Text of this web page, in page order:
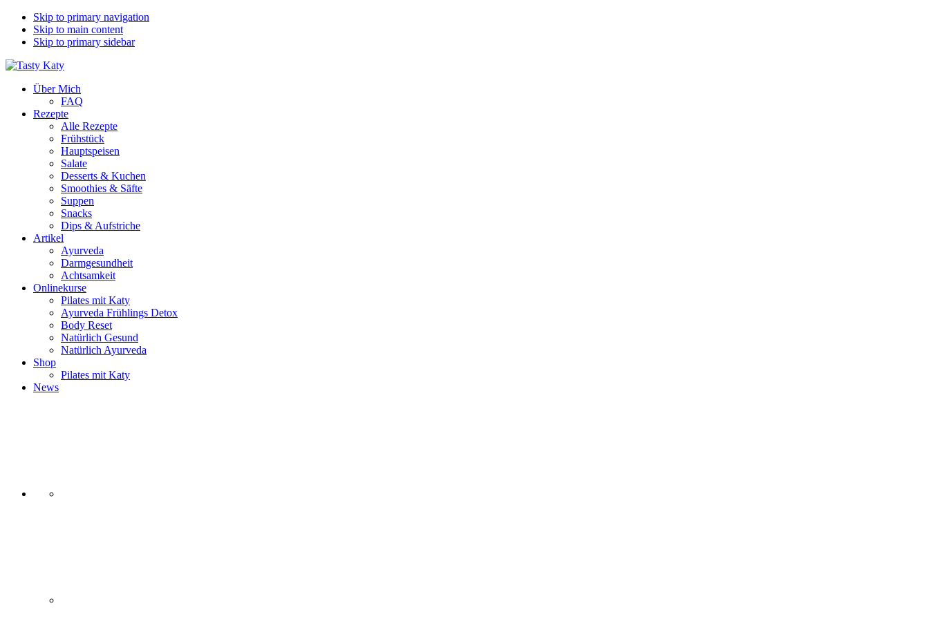
Skip to primary navigation
Skip to main content
Skip to primary sidebar
Über Mich
FAQ
Rezepte
Alle Rezepte
Frühstück
Hauptspeisen
Salate
Desserts & Kuchen
Smoothies & Säfte
Suppen
Snacks
Dips & Aufstriche
Artikel
Ayurveda
Darmgesundheit
Achtsamkeit
Onlinekurse
Pilates mit Katy
Ayurveda Frühlings Detox
Body Reset
Natürlich Gesund
Natürlich Ayurveda
Shop
Pilates mit Katy
News